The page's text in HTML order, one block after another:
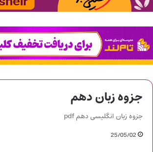
جزوه زبان دهم
جزوه زبان انگلیسی دهم pdf
25/05/02